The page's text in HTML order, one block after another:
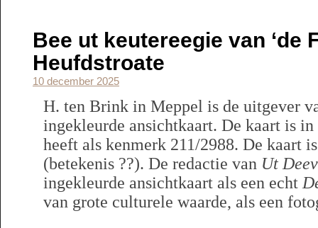
Bee ut keutereegie van ‘de
Heufdstroate
10 december 2025
H. ten Brink in Meppel is de uitgever
ingekleurde ansichtkaart. De kaart is
heeft als kenmerk 211/2988. De kaart
(betekenis ??). De redactie van Ut
ingekleurde ansichtkaart als een echt
van grote culturele waarde, als een